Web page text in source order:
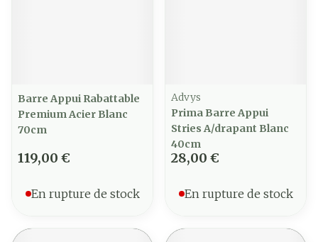
Barre Appui Rabattable
Premium Acier Blanc
70cm
119,00 €
En rupture de stock
Advys
Prima Barre Appui
Stries A/drapant Blanc
40cm
28,00 €
En rupture de stock